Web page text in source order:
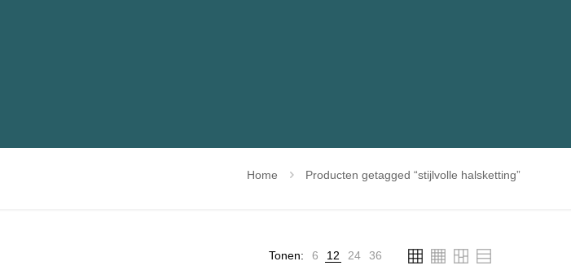
Home Producten getagged “stijlvolle halsketting”
Tonen: 6 12 24 36